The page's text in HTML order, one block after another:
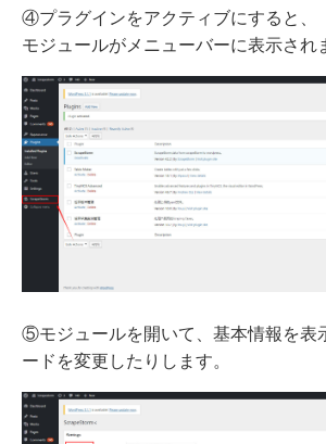
④プラグインをアクティブにすると、
モジュールがメニューバーに表示され
⑤モジュールを開いて、基本情報を表
ードを変更したりします。